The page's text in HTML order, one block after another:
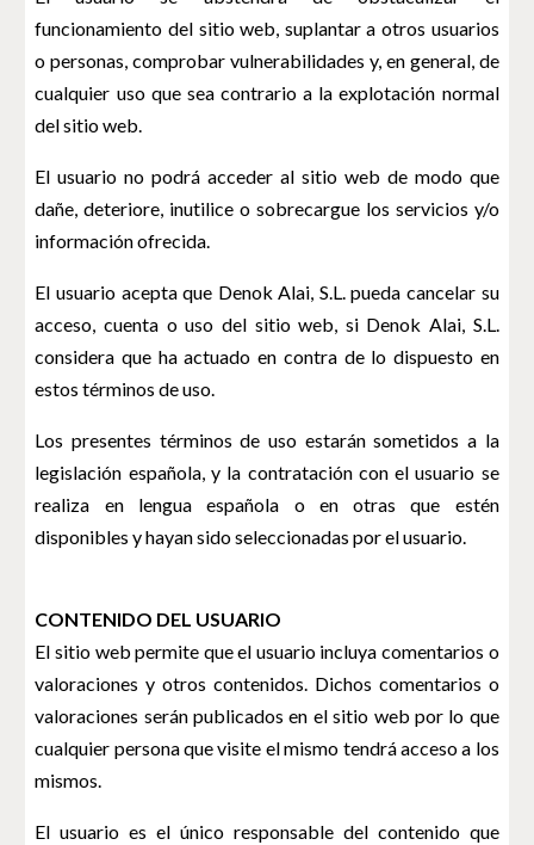
funcionamiento del sitio web, suplantar a otros usuarios
o personas, comprobar vulnerabilidades y, en general, de
cualquier uso que sea contrario a la explotación normal
del sitio web.
El usuario no podrá acceder al sitio web de modo que
dañe, deteriore, inutilice o sobrecargue los servicios y/o
información ofrecida.
El usuario acepta que Denok Alai, S.L. pueda cancelar su
acceso, cuenta o uso del sitio web, si Denok Alai, S.L.
considera que ha actuado en contra de lo dispuesto en
estos términos de uso.
Los presentes términos de uso estarán sometidos a la
legislación española, y la contratación con el usuario se
realiza en lengua española o en otras que estén
disponibles y hayan sido seleccionadas por el usuario.
CONTENIDO DEL USUARIO
El sitio web permite que el usuario incluya comentarios o
valoraciones y otros contenidos. Dichos comentarios o
valoraciones serán publicados en el sitio web por lo que
cualquier persona que visite el mismo tendrá acceso a los
mismos.
El usuario es el único responsable del contenido que